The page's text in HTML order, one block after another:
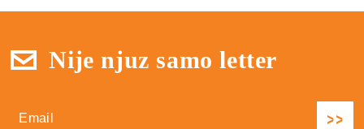
Nije njuz samo letter